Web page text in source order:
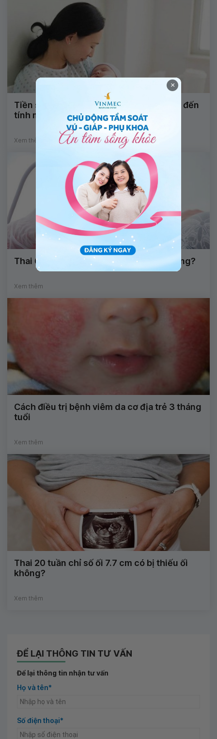
Tiền sản giật sau sinh có gây nguy hiểm đến
tính mạng không?
Xem thêm
Thai 6 tuần bị thiếu ối có nên giữ lại không?
Xem thêm
Cách điều trị bệnh viêm da cơ địa trẻ 3 tháng
tuổi
Xem thêm
Thai 20 tuần chỉ số ối 7.7 cm có bị thiếu ối
không?
Xem thêm
ĐỂ LẠI THÔNG TIN TƯ VẤN
Để lại thông tin nhận tư vấn
Họ và tên*
Số điện thoại*
×